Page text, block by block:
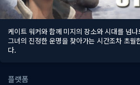
케이트 워커와 함께 미지의 장소와 시대를 넘
그녀의 진정한 운명을 찾아가는 시간조차 초월
다.
플랫폼